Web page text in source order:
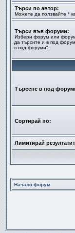
Търси по автор:
Можете да ползвайте *
Търси във форуми:
Избери форум или
да търсите и в под
в под форуми".
Търсене в под
Сортирай по:
Лимитирай
Начало форум